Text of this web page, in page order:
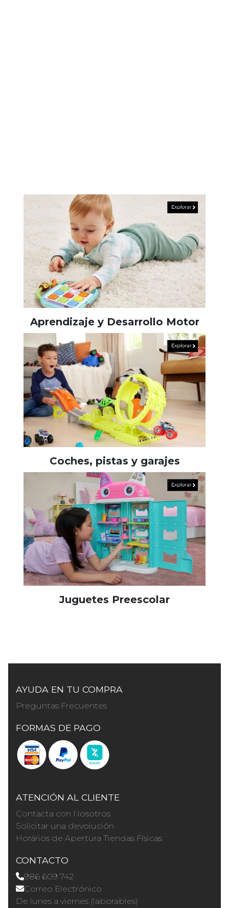
Aprendizaje y Desarrollo Motor
Coches, pistas y garajes
Juguetes Preescolar
AYUDA EN TU COMPRA
Preguntas Frecuentes
FORMAS DE PAGO
ATENCIÓN AL CLIENTE
Contacta con Nosotros
Solicitar una devolución
Horários de Apertura Tiendas Físicas
CONTACTO
986 609 742
Correo Electrónico
De lunes a viernes (laborables)